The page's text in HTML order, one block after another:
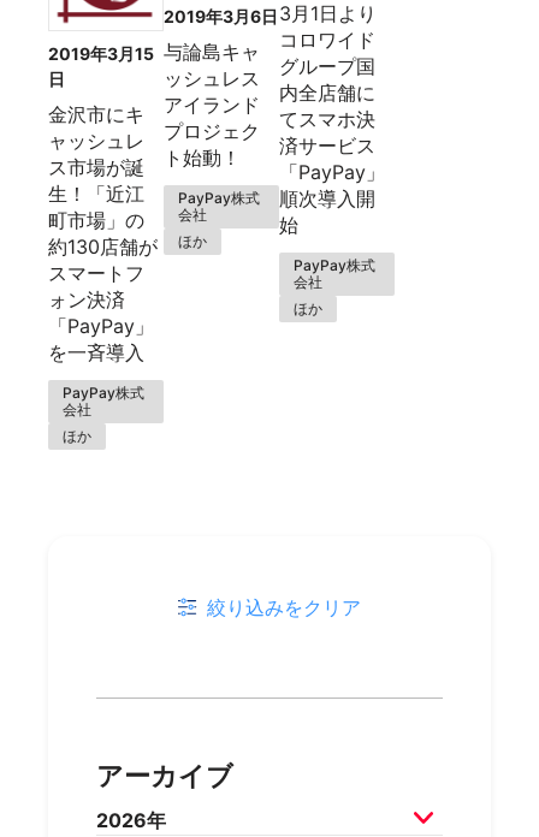
2019年3月15
日
金沢市にキ
ャッシュレ
ス市場が誕
生！「近江
町市場」の
約130店舗が
スマートフ
ォン決済
「PayPay」
を一斉導入
PayPay株式
会社
ほか
2019年3月6日
与論島キャ
ッシュレス
アイランド
プロジェク
ト始動！
PayPay株式
会社
ほか
3月1日より
コロワイド
グループ国
内全店舗に
てスマホ決
済サービス
「PayPay」
順次導入開
始
PayPay株式
会社
ほか
絞り込みをクリア
アーカイブ
2026年